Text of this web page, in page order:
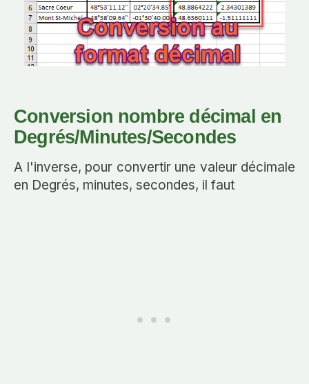
Conversion nombre décimal en
Degrés/Minutes/Secondes
A l'inverse, pour convertir une valeur décimale
en Degrés, minutes, secondes, il faut